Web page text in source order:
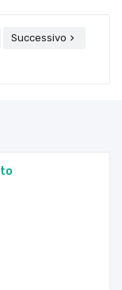
Successivo 